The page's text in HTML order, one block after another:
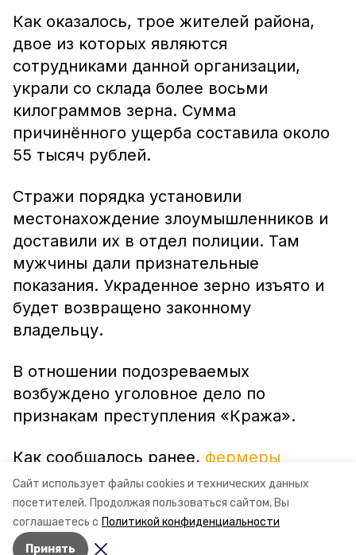
Сайт использует файлы cookies и технических данных
посетителей. Продолжая пользоваться сайтом, Вы
соглашаетесь с Политикой конфиденциальности
Принять
Как оказалось, трое жителей района,
двое из которых являются
сотрудниками данной организации,
украли со склада более восьми
килограммов зерна. Сумма
причинённого ущерба составила около
55 тысяч рублей.
Стражи порядка установили
местонахождение злоумышленников и
доставили их в отдел полиции. Там
мужчины дали признательные
показания. Украденное зерно изъято и
будет возвращено законному
владельцу.
В отношении подозреваемых
возбуждено уголовное дело по
признакам преступления «Кража».
Как сообщалось ранее, фермеры
Ставрополья собрали 1 миллион 800
тысяч тонн зерна.
Авторы: Ольга Дьякова